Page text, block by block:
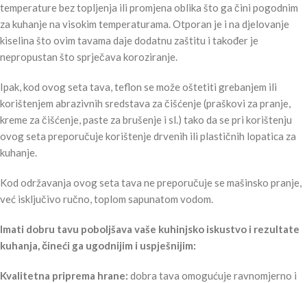
temperature bez topljenja ili promjena oblika što ga čini pogodnim
za kuhanje na visokim temperaturama. Otporan je i na djelovanje
kiselina što ovim tavama daje dodatnu zaštitu i također je
nepropustan što sprječava koroziranje.
Ipak, kod ovog seta tava, teflon se može oštetiti grebanjem ili
korištenjem abrazivnih sredstava za čišćenje (praškovi za pranje,
kreme za čišćenje, paste za brušenje i sl.) tako da se pri korištenju
ovog seta preporučuje korištenje drvenih ili plastičnih lopatica za
kuhanje.
Kod održavanja ovog seta tava ne preporučuje se mašinsko pranje,
već isključivo ručno, toplom sapunatom vodom.
Imati dobru tavu poboljšava vaše kuhinjsko iskustvo i rezultate
kuhanja, čineći ga ugodnijim i uspješnijim:
Kvalitetna priprema hrane: dobra tava omogućuje ravnomjerno i